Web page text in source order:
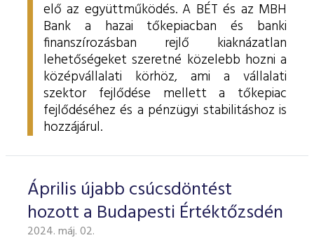
elő az együttműködés. A BÉT és az MBH
Bank a hazai tőkepiacban és banki
finanszírozásban rejlő kiaknázatlan
lehetőségeket szeretné közelebb hozni a
középvállalati körhöz, ami a vállalati
szektor fejlődése mellett a tőkepiac
fejlődéséhez és a pénzügyi stabilitáshoz is
hozzájárul.
Április újabb csúcsdöntést
hozott a Budapesti Értéktőzsdén
2024. máj. 02.